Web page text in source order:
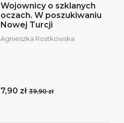
Wojownicy o szklanych
oczach. W poszukiwaniu
Nowej Turcji
Agnieszka Rostkowska
7,90 zł 39,90 zł